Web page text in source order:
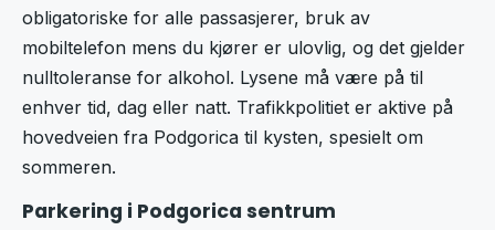
obligatoriske for alle passasjerer, bruk av
mobiltelefon mens du kjører er ulovlig, og det gjelder
nulltoleranse for alkohol. Lysene må være på til
enhver tid, dag eller natt. Trafikkpolitiet er aktive på
hovedveien fra Podgorica til kysten, spesielt om
sommeren.
Parkering i Podgorica sentrum